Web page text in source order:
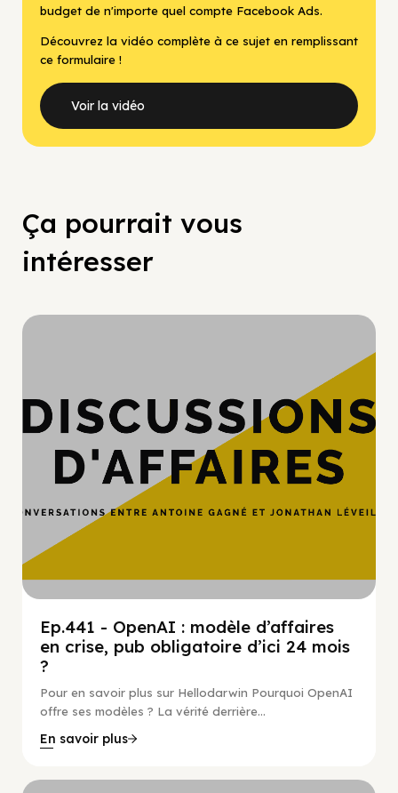
budget de n'importe quel compte Facebook Ads.
Découvrez la vidéo complète à ce sujet en remplissant
ce formulaire !
Voir la vidéo
Ça pourrait vous
intéresser
Ep.441 - OpenAI : modèle d’affaires
en crise, pub obligatoire d’ici 24 mois
?
Pour en savoir plus sur Hellodarwin Pourquoi OpenAI
offre ses modèles ? La vérité derrière...
En savoir plus